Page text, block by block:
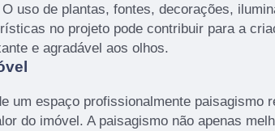
uso de plantas, fontes, decorações,
no projeto pode contribuir para a
e agradável aos olhos.
um espaço profissionalmente paisagismo
do imóvel. A paisagismo não apenas